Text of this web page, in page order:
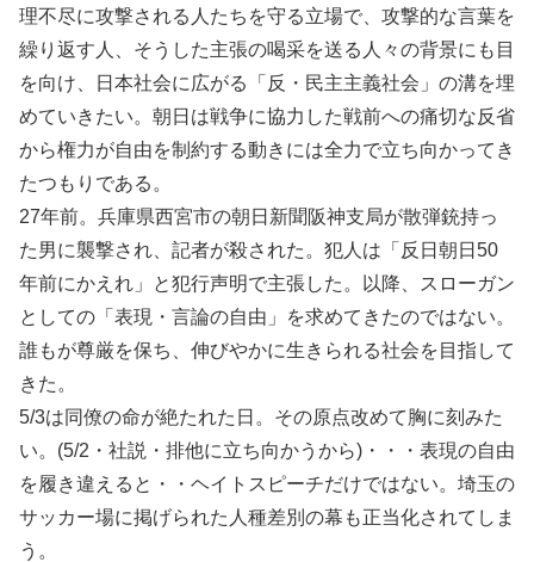
理不尽に攻撃される人たちを守る立場で、攻撃的な言葉を
繰り返す人、そうした主張の喝采を送る人々の背景にも目
を向け、日本社会に広がる「反・民主主義社会」の溝を埋
めていきたい。朝日は戦争に協力した戦前への痛切な反省
から権力が自由を制約する動きには全力で立ち向かってき
たつもりである。
27年前。兵庫県西宮市の朝日新聞阪神支局が散弾銃持っ
た男に襲撃され、記者が殺された。犯人は「反日朝日50
年前にかえれ」と犯行声明で主張した。以降、スローガン
としての「表現・言論の自由」を求めてきたのではない。
誰もが尊厳を保ち、伸びやかに生きられる社会を目指して
きた。
5/3は同僚の命が絶たれた日。その原点改めて胸に刻みた
い。(5/2・社説・排他に立ち向かうから)・・・表現の自由
を履き違えると・・ヘイトスピーチだけではない。埼玉の
サッカー場に掲げられた人種差別の幕も正当化されてしま
う。